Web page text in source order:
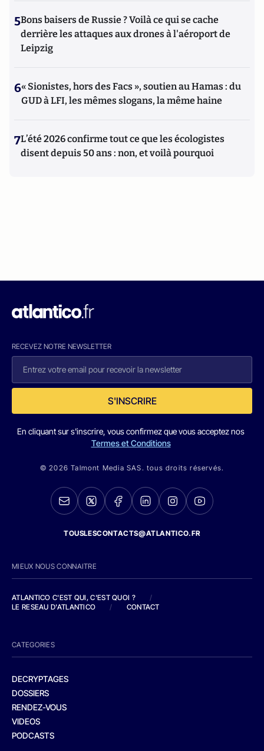
5Bons baisers de Russie ? Voilà ce qui se cache
derrière les attaques aux drones à l'aéroport de
Leipzig
6« Sionistes, hors des Facs », soutien au Hamas : du
GUD à LFI, les mêmes slogans, la même haine
7L’été 2026 confirme tout ce que les écologistes
disent depuis 50 ans : non, et voilà pourquoi
RECEVEZ NOTRE NEWSLETTER
S'INSCRIRE
En cliquant sur s'inscrire, vous confirmez que vous acceptez nos
Termes et Conditions
© 2026 Talmont Media SAS. tous droits réservés.
TOUSLESCONTACTS@ATLANTICO.FR
MIEUX NOUS CONNAITRE
ATLANTICO C'EST QUI, C'EST QUOI ?
/
LE RESEAU D'ATLANTICO
/ CONTACT
CATEGORIES
DECRYPTAGES
DOSSIERS
RENDEZ-VOUS
VIDEOS
PODCASTS